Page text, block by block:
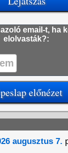
email-t, ha
elolvasták?:
augusztus 7.